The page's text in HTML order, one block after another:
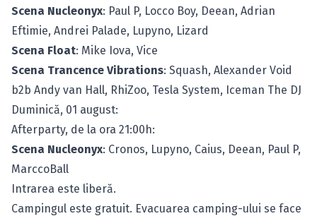
Scena Nucleonyx: Paul P, Locco Boy, Deean, Adrian
Eftimie, Andrei Palade, Lupyno, Lizard
Scena Float: Mike Iova, Vice
Scena Trancence Vibrations: Squash, Alexander Void
b2b Andy van Hall, RhiZoo, Tesla System, Iceman The DJ
Duminică, 01 august:
Afterparty, de la ora 21:00h:
Scena Nucleonyx: Cronos, Lupyno, Caius, Deean, Paul P,
MarccoBall
Intrarea este liberă.
Campingul este gratuit. Evacuarea camping-ului se face